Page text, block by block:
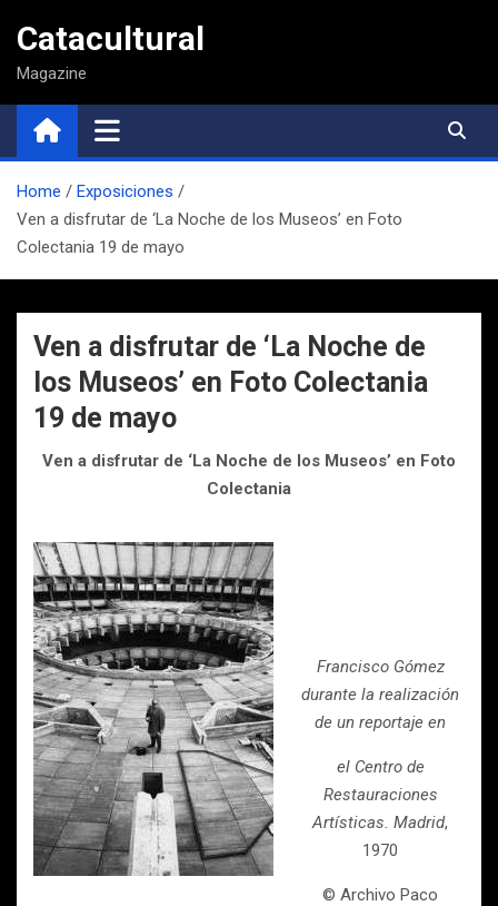
contenido
Catacultural
Magazine
Home
Exposiciones
Ven a disfrutar de ‘La Noche de los Museos’ en Foto
Colectania 19 de mayo
Ven a disfrutar de ‘La Noche de
los Museos’ en Foto Colectania
19 de mayo
Ven a disfrutar de ‘La Noche de los Museos’ en Foto
Colectania
Francisco Gómez
durante la realización
de un reportaje en
el Centro de
Restauraciones
Artísticas. Madrid,
1970
© Archivo Paco